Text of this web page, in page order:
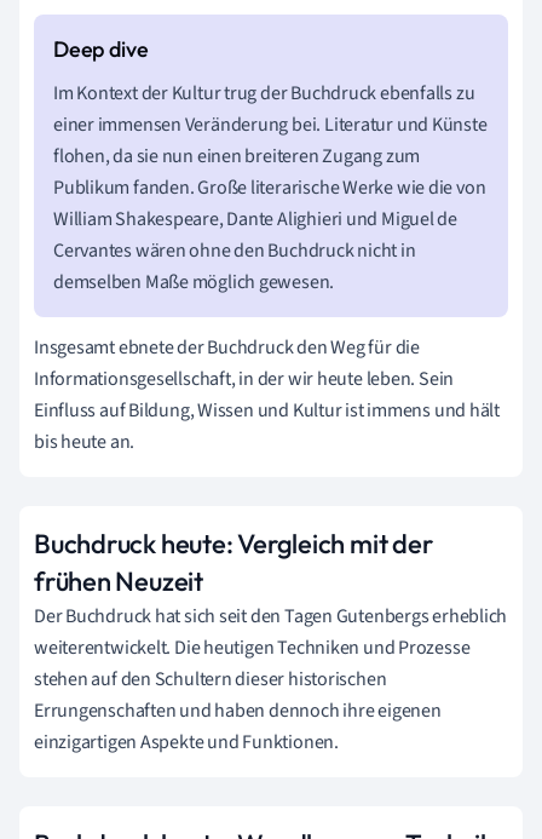
Im Kontext der Kultur trug der Buchdruck ebenfalls zu
einer immensen Veränderung bei. Literatur und Künste
flohen, da sie nun einen breiteren Zugang zum
Publikum fanden. Große literarische Werke wie die von
William Shakespeare, Dante Alighieri und Miguel de
Cervantes wären ohne den Buchdruck nicht in
demselben Maße möglich gewesen.
Insgesamt ebnete der Buchdruck den Weg für die
Informationsgesellschaft, in der wir heute leben. Sein
Einfluss auf Bildung, Wissen und Kultur ist immens und hält
bis heute an.
Buchdruck heute: Vergleich mit der
frühen Neuzeit
Der Buchdruck hat sich seit den Tagen Gutenbergs erheblich
weiterentwickelt. Die heutigen Techniken und Prozesse
stehen auf den Schultern dieser historischen
Errungenschaften und haben dennoch ihre eigenen
einzigartigen Aspekte und Funktionen.